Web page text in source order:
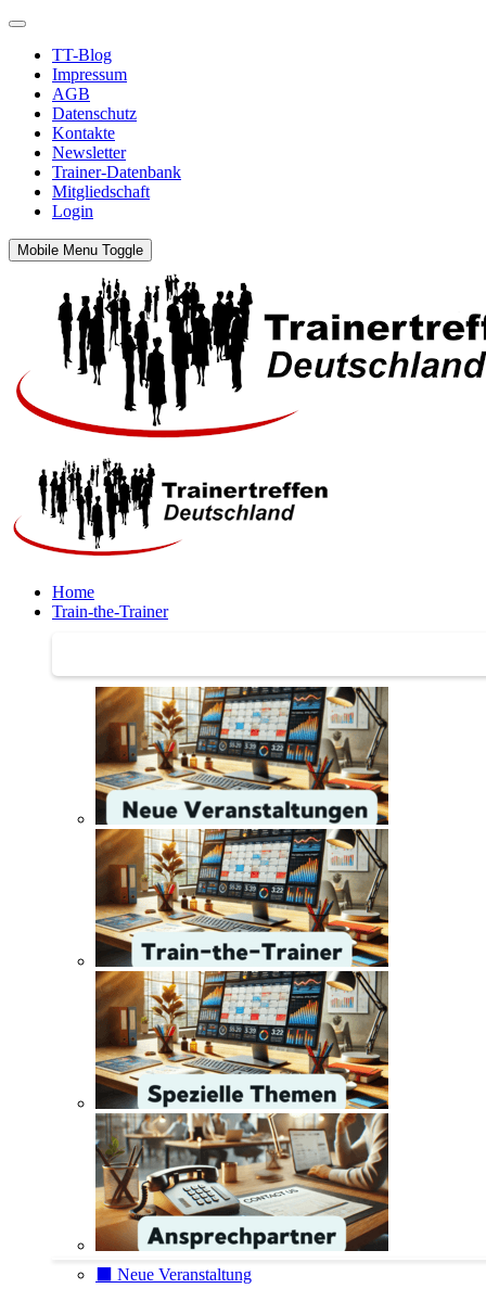
TT-Blog
Impressum
AGB
Datenschutz
Kontakte
Newsletter
Trainer-Datenbank
Mitgliedschaft
Login
Mobile Menu Toggle
Home
Train-the-Trainer
⬛️ Neue Veranstaltung